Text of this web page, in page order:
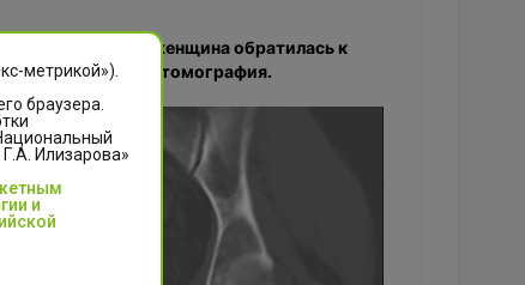
суставе женщина обратилась к
компьютерная томография.
метрикой»).
браузера.
Илизарова»
и